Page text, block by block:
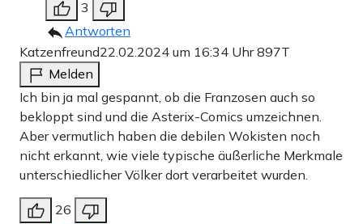
3
Antworten
Katzenfreund22.02.2024 um 16:34 Uhr897T
Melden
Ich bin ja mal gespannt, ob die Franzosen auch so
bekloppt sind und die Asterix-Comics umzeichnen.
Aber vermutlich haben die debilen Wokisten noch
nicht erkannt, wie viele typische äußerliche Merkmale
unterschiedlicher Völker dort verarbeitet wurden.
26